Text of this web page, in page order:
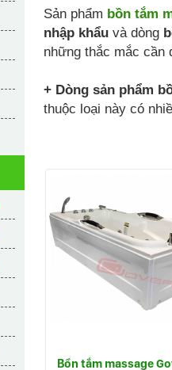
Sản phẩm bồn tắm
nhập khẩu và dòng
những thắc mắc cần
+ Dòng sản phẩm
thuộc loại này có
Bồn tắm massage